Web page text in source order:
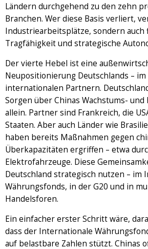
Ländern durchgehend zu den zehn
Branchen. Wer diese Basis verliert,
Industriearbeitsplätze, sondern auch
Tragfähigkeit und strategische
Der vierte Hebel ist eine
Neupositionierung Deutschlands –
internationalen Partnern.
Sorgen über Chinas Wachstums-
allein. Partner sind Frankreich, die
Staaten. Aber auch Länder wie
haben bereits Maßnahmen gegen
Überkapazitäten ergriffen – etwa
Elektrofahrzeuge. Diese
Deutschland strategisch nutzen – im
Währungsfonds, in der G20 und in
Handelsforen.
Ein einfacher erster Schritt wäre,
dass der Internationale
auf belastbare Zahlen stützt. Chinas